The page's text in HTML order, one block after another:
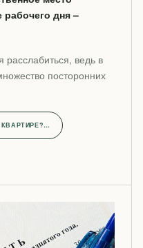
дня –
расслабиться, ведь в
посторонних